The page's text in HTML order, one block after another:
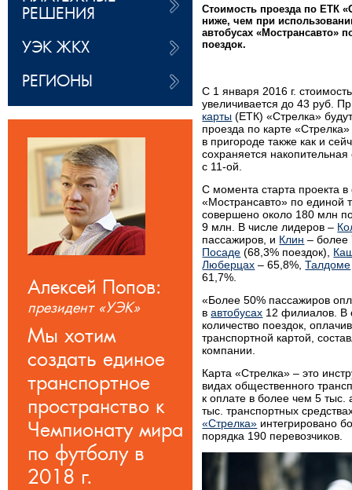
Стоимость проезда по ЕТК
ниже, чем при
автобусах «Мострансавто»
поездок.
С 1 января 2016 г.
увеличивается до 43 руб.
карты (ЕТК) «Стрелка»
проезда по карте
в пригороде также как и
сохраняется
с 11-ой.
С момента старта проекта
«Мострансавто» по единой
совершено около 180 млн
9 млн. В числе лидеров –
пассажиров, и Клин – более
Посаде (68,3% поездок),
Люберцах – 65,8%,Талдоме
61,7%.
«Более 50% пассажиров
вавтобусах 12 филиалов. В
количество поездок,
транспортной картой,
компании.
Карта «Стрелка» – это
видах общественного
к оплате в более чем 5 тыс.
тыс. транспортных
«Стрелка» интегрировано
порядка 190 перевозчиков.
РЕШЕНИЯ
УЭК ЖКХ
РЕГИОНЫ
Алексей Попов:
президент «УЭК»
Мы хотим
создать единое
транспортное
пространство к
Чемпионату мира
по футболу в
2018 г.
Руслан Ким:
министр
экономического
развития Иркутской
области
Сборы на услуги
ЖКХ увеличились
с 88% до 96-97%